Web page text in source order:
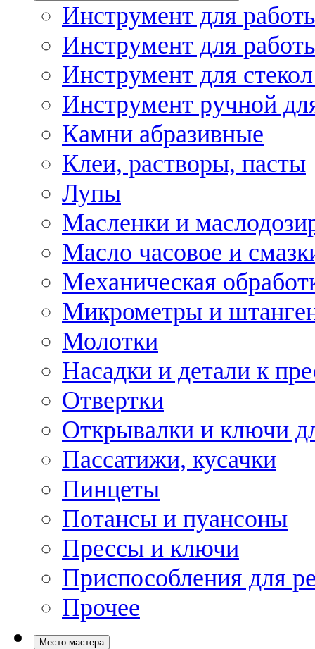
Инструмент для
Инструмент для
Инструмент для
Инструмент ручной
Камни абразивные
Клеи, растворы, пасты
Лупы
Масленки и
Масло часовое и
Механическая
Микрометры и
Молотки
Насадки и детали к
Отвертки
Открывалки и ключи
Пассатижи, кусачки
Пинцеты
Потансы и пуансоны
Прессы и ключи
Приспособления для
Прочее
Место мастера